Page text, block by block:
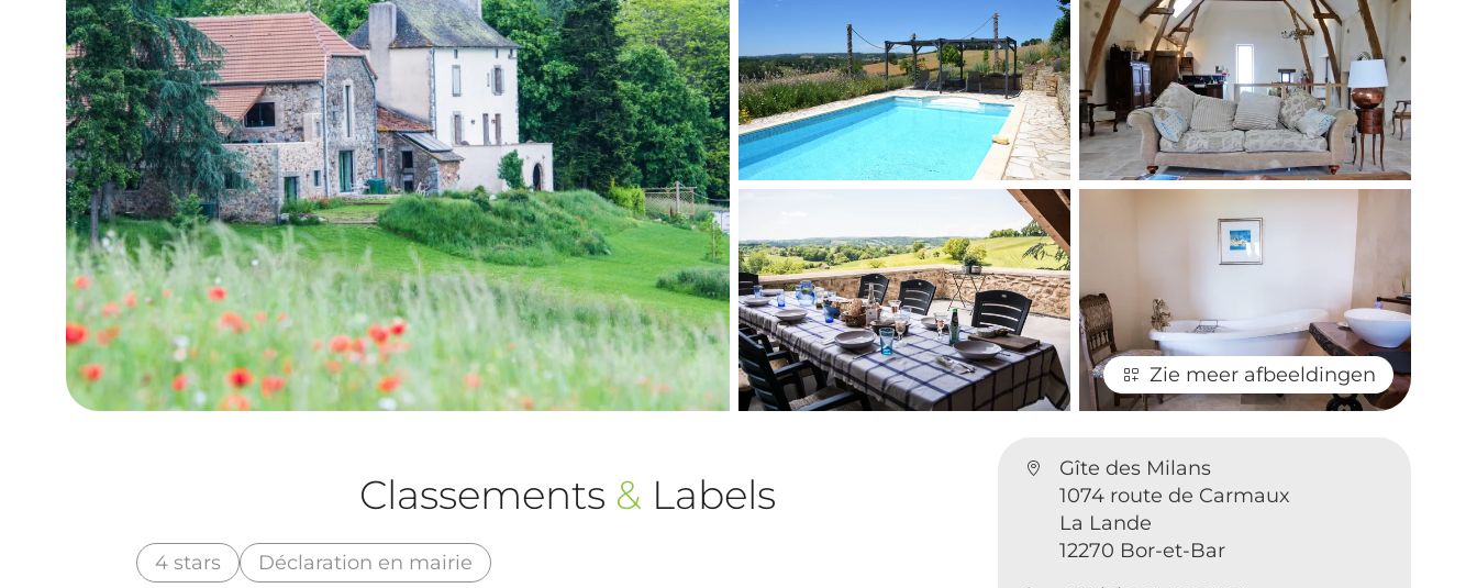
Zie meer afbeeldingen
Gîte des Milans
1074 route de Carmaux
La Lande
12270 Bor-et-Bar
Classements & Labels
4 stars Déclaration en mairie